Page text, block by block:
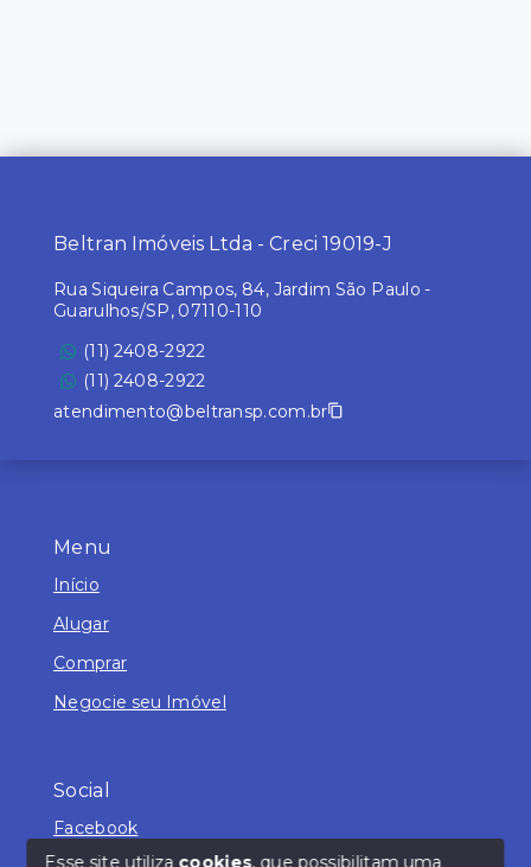
Menu
Início
Alugar
Comprar
Negocie seu Imóvel
Social
Facebook
Beltran Imóveis Ltda - Creci 19019-J
Rua Siqueira Campos, 84, Jardim São Paulo -
Guarulhos/SP, 07110-110
(11) 2408-2922
(11) 2408-2922
atendimento@beltransp.com.br
Esse site utiliza cookies, que possibilitam uma